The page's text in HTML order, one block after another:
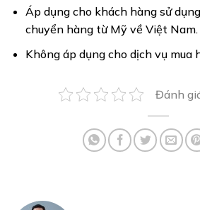
Áp dụng cho khách hàng sử
chuyển hàng từ Mỹ về Việt Nam.
Không áp dụng cho dịch vụ mua
Đánh